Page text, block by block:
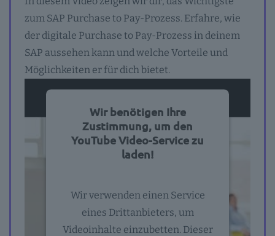
zum SAP Purchase to Pay-Prozess. Erfahre, wie
der digitale Purchase to Pay-Prozess in deinem
SAP aussehen kann und welche Vorteile und
Möglichkeiten er für dich bietet.
Wir benötigen Ihre
Zustimmung, um den
YouTube Video-Service zu
laden!
Wir verwenden einen Service
eines Drittanbieters, um
Videoinhalte einzubetten. Dieser